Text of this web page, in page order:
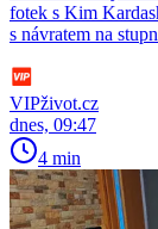
fotek s Kim
s návratem na
VIPživot.cz
dnes, 09:47
4 min